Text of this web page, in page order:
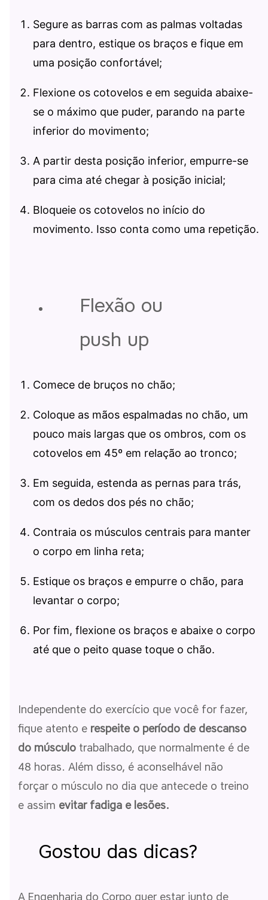
Segure as barras com as palmas voltadas
para dentro, estique os braços e fique em
uma posição confortável;
Flexione os cotovelos e em seguida abaixe-
se o máximo que puder, parando na parte
inferior do movimento;
A partir desta posição inferior, empurre-se
para cima até chegar à posição inicial;
Bloqueie os cotovelos no início do
movimento. Isso conta como uma repetição.
Flexão ou
push up
Comece de bruços no chão;
Coloque as mãos espalmadas no chão, um
pouco mais largas que os ombros, com os
cotovelos em 45º em relação ao tronco;
Em seguida, estenda as pernas para trás,
com os dedos dos pés no chão;
Contraia os músculos centrais para manter
o corpo em linha reta;
Estique os braços e empurre o chão, para
levantar o corpo;
Por fim, flexione os braços e abaixe o corpo
até que o peito quase toque o chão.
Independente do exercício que você for fazer,
fique atento e respeite o período de descanso
do músculo trabalhado, que normalmente é de
48 horas. Além disso, é aconselhável não
forçar o músculo no dia que antecede o treino
e assim evitar fadiga e lesões.
Gostou das dicas?
A Engenharia do Corpo quer estar junto de